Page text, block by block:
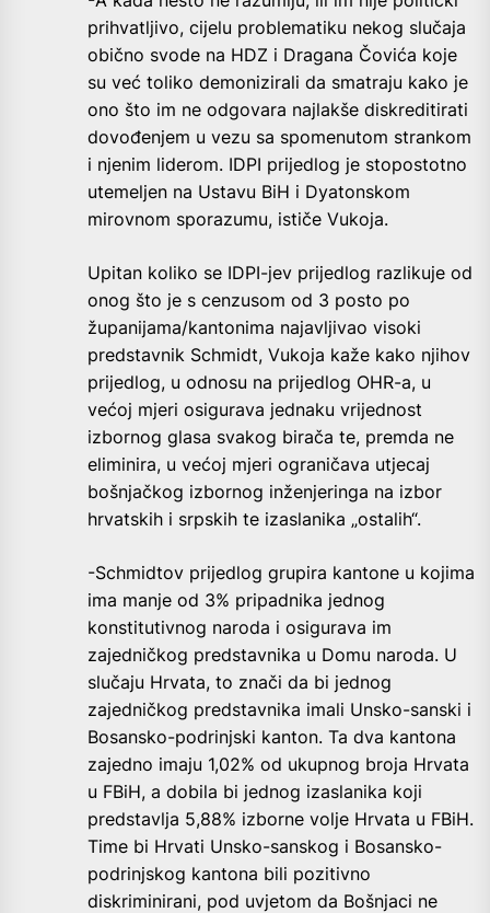
prihvatljivo, cijelu problematiku nekog slučaja
obično svode na HDZ i Dragana Čovića koje
su već toliko demonizirali da smatraju kako je
ono što im ne odgovara najlakše diskreditirati
dovođenjem u vezu sa spomenutom strankom
i njenim liderom. IDPI prijedlog je stopostotno
utemeljen na Ustavu BiH i Dyatonskom
mirovnom sporazumu, ističe Vukoja.
Upitan koliko se IDPI-jev prijedlog razlikuje od
onog što je s cenzusom od 3 posto po
županijama/kantonima najavljivao visoki
predstavnik Schmidt, Vukoja kaže kako njihov
prijedlog, u odnosu na prijedlog OHR-a, u
većoj mjeri osigurava jednaku vrijednost
izbornog glasa svakog birača te, premda ne
eliminira, u većoj mjeri ograničava utjecaj
bošnjačkog izbornog inženjeringa na izbor
hrvatskih i srpskih te izaslanika „ostalih“.
-Schmidtov prijedlog grupira kantone u kojima
ima manje od 3% pripadnika jednog
konstitutivnog naroda i osigurava im
zajedničkog predstavnika u Domu naroda. U
slučaju Hrvata, to znači da bi jednog
zajedničkog predstavnika imali Unsko-sanski i
Bosansko-podrinjski kanton. Ta dva kantona
zajedno imaju 1,02% od ukupnog broja Hrvata
u FBiH, a dobila bi jednog izaslanika koji
predstavlja 5,88% izborne volje Hrvata u FBiH.
Time bi Hrvati Unsko-sanskog i Bosansko-
podrinjskog kantona bili pozitivno
diskriminirani, pod uvjetom da Bošnjaci ne